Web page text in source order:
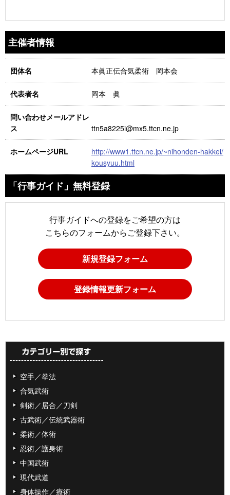
主催者情報
団体名 本眞正伝合気柔術 岡本会
代表者名 岡本 眞
問い合わせメールアドレ
ス
ttn5a8225i@mx5.ttcn.ne.jp
ホームページURL
http://www1.ttcn.ne.jp/~nihonden-hakkei/
kousyuu.html
「行事ガイド」無料登録
行事ガイドへの登録をご希望の方は
こちらのフォームからご登録下さい。
新規登録フォーム
登録情報更新フォーム
空手／拳法
合気武術
剣術／居合／刀剣
古武術／伝統武器術
柔術／体術
忍術／護身術
中国武術
現代武道
身体操作／療術